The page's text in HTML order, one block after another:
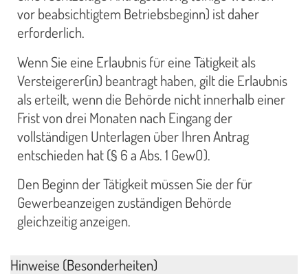
vor beabsichtigtem Betriebsbeginn) ist daher
erforderlich.
Wenn Sie eine Erlaubnis für eine Tätigkeit als
Versteigerer(in) beantragt haben, gilt die Erlaubnis
als erteilt, wenn die Behörde nicht innerhalb einer
Frist von drei Monaten nach Eingang der
vollständigen Unterlagen über Ihren Antrag
entschieden hat (§ 6 a Abs. 1 GewO).
Den Beginn der Tätigkeit müssen Sie der für
Gewerbeanzeigen zuständigen Behörde
gleichzeitig anzeigen.
Hinweise (Besonderheiten)